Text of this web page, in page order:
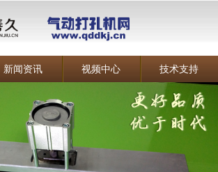
新闻资讯 视频中心 技术支持